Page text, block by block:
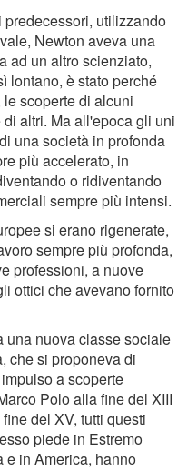
utilizzando
Newton aveva una
ad un altro scienziato,
lontano, è stato perché
scoperte di alcuni
altri. Ma all'epoca gli uni
una società in profonda
più accelerato, in
o ridiventando
sempre più intensi.
si erano rigenerate,
sempre più profonda,
professioni, a nuove
ottici che avevano fornito
una nuova classe sociale
che si proponeva di
a scoperte
Polo alla fine del XIII
del XV, tutti questi
piede in Estremo
e in America, hanno